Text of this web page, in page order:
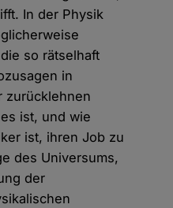
In der Physik
so rätselhaft
in
zurücklehnen
ist, und wie
ist, ihren Job zu
des Universums,
der